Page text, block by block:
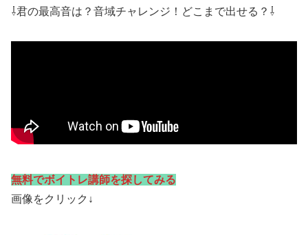
⇩君の最高音は？音域チャレンジ！どこまで出せる？⇩
無料でボイトレ講師を探してみる
画像をクリック↓